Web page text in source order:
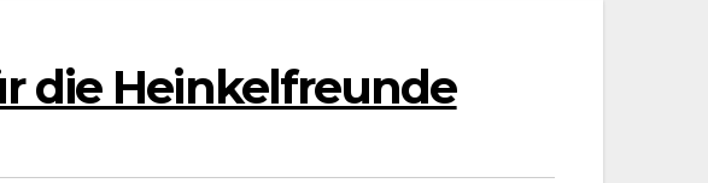
die Heinkelfreunde